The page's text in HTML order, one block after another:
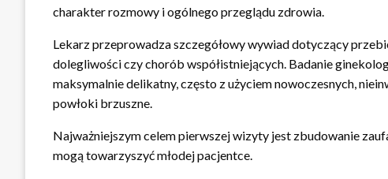
charakter rozmowy i ogólnego przeglądu zdrowia.
Lekarz przeprowadza szczegółowy wywiad dotyczący
dolegliwości czy chorób współistniejących. Badanie
maksymalnie delikatny, często z użyciem nowoczesnych,
powłoki brzuszne.
Najważniejszym celem pierwszej wizyty jest zbudowanie
mogą towarzyszyć młodej pacjentce.